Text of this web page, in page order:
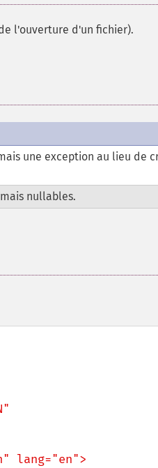
l'ouverture d'un fichier).
une exception au lieu de
nullables.
lang="en">